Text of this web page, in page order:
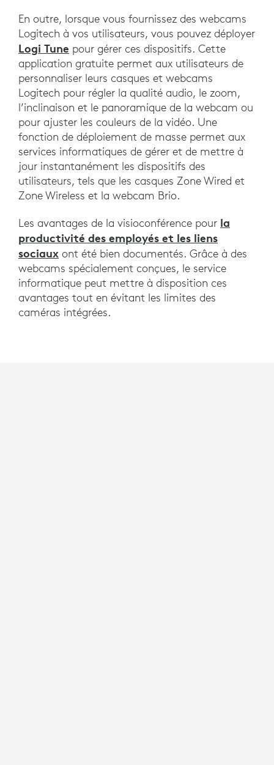
En outre, lorsque vous fournissez des webcams
Logitech à vos utilisateurs, vous pouvez déployer
Logi Tune pour gérer ces dispositifs. Cette
application gratuite permet aux utilisateurs de
personnaliser leurs casques et webcams
Logitech pour régler la qualité audio, le zoom,
l’inclinaison et le panoramique de la webcam ou
pour ajuster les couleurs de la vidéo. Une
fonction de déploiement de masse permet aux
services informatiques de gérer et de mettre à
jour instantanément les dispositifs des
utilisateurs, tels que les casques Zone Wired et
Zone Wireless et la webcam Brio.
Les avantages de la visioconférence pour la
productivité des employés et les liens
sociaux ont été bien documentés. Grâce à des
webcams spécialement conçues, le service
informatique peut mettre à disposition ces
avantages tout en évitant les limites des
caméras intégrées.